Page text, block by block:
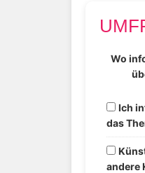
Wo
Ich
das
andere